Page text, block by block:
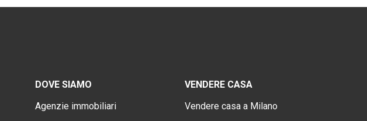
DOVE SIAMO
Agenzie immobiliari
VENDERE CASA
Vendere casa a Milano